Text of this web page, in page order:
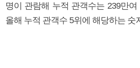
명이 관람해 누적 관객수는 239만
올해 누적 관객수 5위에 해당하는 숫